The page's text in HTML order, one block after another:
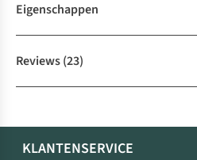
Eigenschappen
Reviews(23)
KLANTENSERVICE